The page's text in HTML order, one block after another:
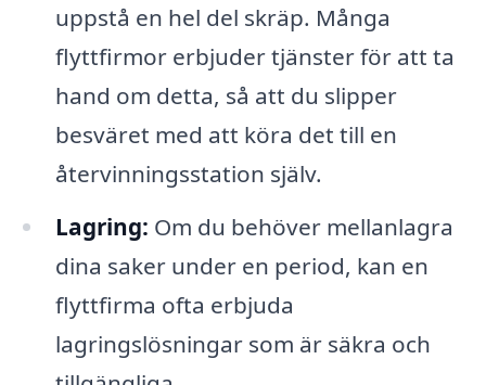
uppstå en hel del skräp. Många
flyttfirmor erbjuder tjänster för att ta
hand om detta, så att du slipper
besväret med att köra det till en
återvinningsstation själv.
Lagring: Om du behöver mellanlagra
dina saker under en period, kan en
flyttfirma ofta erbjuda
lagringslösningar som är säkra och